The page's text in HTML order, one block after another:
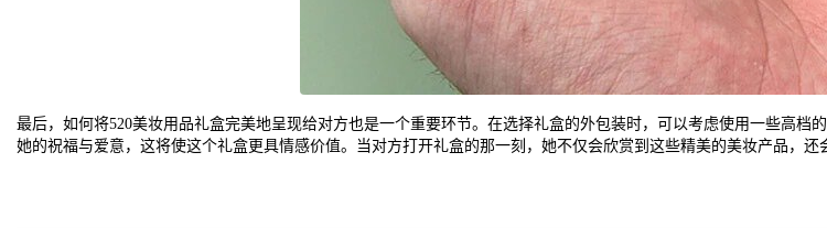
最后，如何将520美妆用品礼盒完美地呈现给对方也是一个重要环节。在选择礼盒的外包装时，可以考虑使用一些高档
她的祝福与爱意，这将使这个礼盒更具情感价值。当对方打开礼盒的那一刻，她不仅会欣赏到这些精美的美妆产品，还